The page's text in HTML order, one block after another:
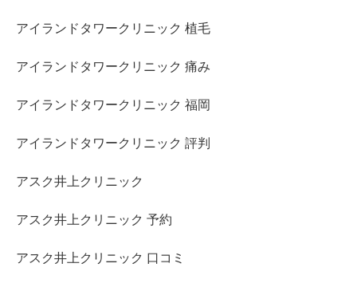
アイランドタワークリニック 植毛
アイランドタワークリニック 痛み
アイランドタワークリニック 福岡
アイランドタワークリニック 評判
アスク井上クリニック
アスク井上クリニック 予約
アスク井上クリニック 口コミ